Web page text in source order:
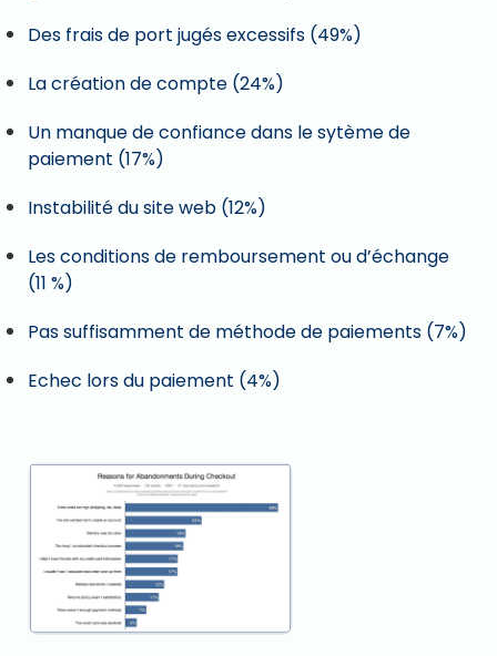
Des frais de port jugés excessifs (49%)
La création de compte (24%)
Un manque de confiance dans le sytème de
paiement (17%)
Instabilité du site web (12%)
Les conditions de remboursement ou d’échange
(11 %)
Pas suffisamment de méthode de paiements (7%)
Echec lors du paiement (4%)